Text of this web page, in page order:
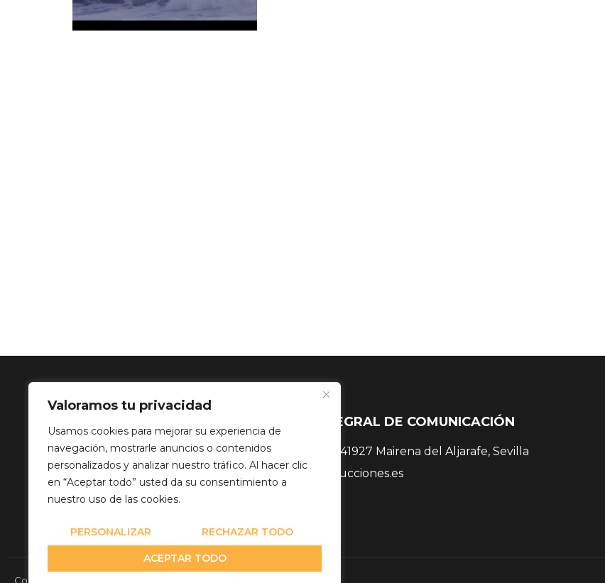
Valoramos tu privacidad
Usamos cookies para mejorar su experiencia de
navegación, mostrarle anuncios o contenidos
personalizados y analizar nuestro tráfico. Al hacer clic
en “Aceptar todo” usted da su consentimiento a
nuestro uso de las cookies.
PERSONALIZAR RECHAZAR TODO
ACEPTAR TODO
SOLUCIÓN INTEGRAL DE COMUNICACIÓN
Calle Balance, 38, 41927 Mairena del Aljarafe, Sevilla
info@mediatproducciones.es
Copyright© 2026 Media Team Producciones - Reserved